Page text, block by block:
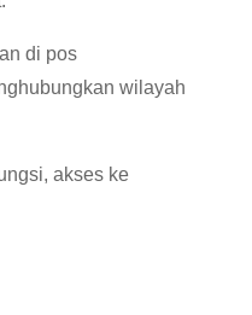
di pos
wilayah
akses ke